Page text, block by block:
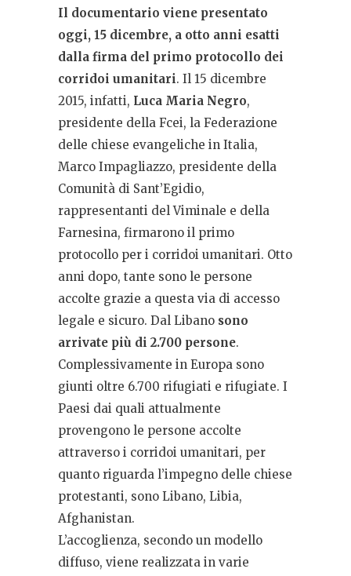
Il documentario viene presentato
oggi, 15 dicembre, a otto anni esatti
dalla firma del primo protocollo dei
corridoi umanitari. Il 15 dicembre
2015, infatti, Luca Maria Negro,
presidente della Fcei, la Federazione
delle chiese evangeliche in Italia,
Marco Impagliazzo, presidente della
Comunità di Sant’Egidio,
rappresentanti del Viminale e della
Farnesina, firmarono il primo
protocollo per i corridoi umanitari. Otto
anni dopo, tante sono le persone
accolte grazie a questa via di accesso
legale e sicuro. Dal Libano sono
arrivate più di 2.700 persone.
Complessivamente in Europa sono
giunti oltre 6.700 rifugiati e rifugiate. I
Paesi dai quali attualmente
provengono le persone accolte
attraverso i corridoi umanitari, per
quanto riguarda l’impegno delle chiese
protestanti, sono Libano, Libia,
Afghanistan.
L’accoglienza, secondo un modello
diffuso, viene realizzata in varie